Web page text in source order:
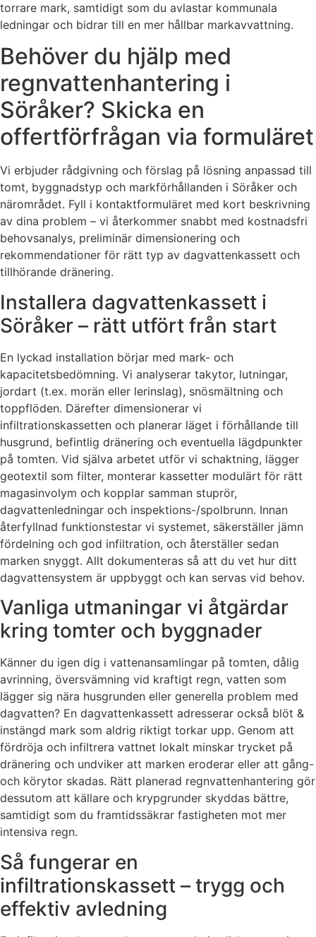
torrare mark, samtidigt som du avlastar kommunala
ledningar och bidrar till en mer hållbar markavvattning.
Behöver du hjälp med
regnvattenhantering i
Söråker? Skicka en
offertförfrågan via formuläret
Vi erbjuder rådgivning och förslag på lösning anpassad till
tomt, byggnadstyp och markförhållanden i Söråker och
närområdet. Fyll i kontaktformuläret med kort beskrivning
av dina problem – vi återkommer snabbt med kostnadsfri
behovsanalys, preliminär dimensionering och
rekommendationer för rätt typ av dagvattenkassett och
tillhörande dränering.
Installera dagvattenkassett i
Söråker – rätt utfört från start
En lyckad installation börjar med mark- och
kapacitetsbedömning. Vi analyserar takytor, lutningar,
jordart (t.ex. morän eller lerinslag), snösmältning och
toppflöden. Därefter dimensionerar vi
infiltrationskassetten och planerar läget i förhållande till
husgrund, befintlig dränering och eventuella lägdpunkter
på tomten. Vid själva arbetet utför vi schaktning, lägger
geotextil som filter, monterar kassetter modulärt för rätt
magasinvolym och kopplar samman stuprör,
dagvattenledningar och inspektions-/spolbrunn. Innan
återfyllnad funktionstestar vi systemet, säkerställer jämn
fördelning och god infiltration, och återställer sedan
marken snyggt. Allt dokumenteras så att du vet hur ditt
dagvattensystem är uppbyggt och kan servas vid behov.
Vanliga utmaningar vi åtgärdar
kring tomter och byggnader
Känner du igen dig i vattenansamlingar på tomten, dålig
avrinning, översvämning vid kraftigt regn, vatten som
lägger sig nära husgrunden eller generella problem med
dagvatten? En dagvattenkassett adresserar också blöt &
instängd mark som aldrig riktigt torkar upp. Genom att
fördröja och infiltrera vattnet lokalt minskar trycket på
dränering och undviker att marken eroderar eller att gång-
och körytor skadas. Rätt planerad regnvattenhantering gör
dessutom att källare och krypgrunder skyddas bättre,
samtidigt som du framtidssäkrar fastigheten mot mer
intensiva regn.
Så fungerar en
infiltrationskassett – trygg och
effektiv avledning